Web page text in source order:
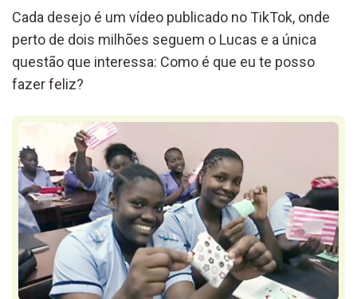
Cada desejo é um vídeo publicado no TikTok, onde
perto de dois milhões seguem o Lucas e a única
questão que interessa: Como é que eu te posso
fazer feliz?